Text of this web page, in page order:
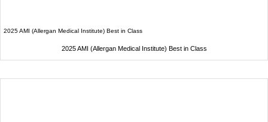
2025 AMI (Allergan Medical Institute) Best in Class
2025 AMI (Allergan Medical Institute) Best in Class